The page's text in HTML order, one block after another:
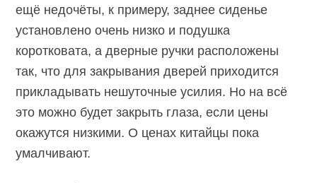
ещё недочёты, к примеру, заднее сиденье
установлено очень низко и подушка
коротковата, а дверные ручки расположены
так, что для закрывания дверей приходится
прикладывать нешуточные усилия. Но на всё
это можно будет закрыть глаза, если цены
окажутся низкими. О ценах китайцы пока
умалчивают.